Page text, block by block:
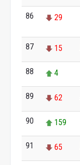
86 29
87 15
88 4
89 62
90 159
91 65